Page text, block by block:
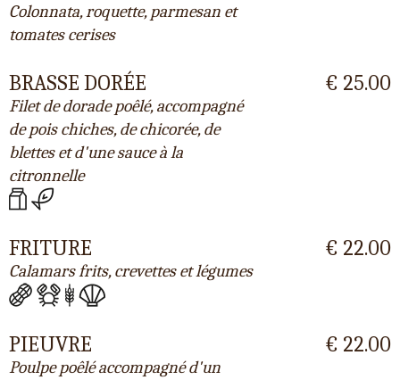
Colonnata, roquette, parmesan et
tomates cerises
BRASSE DORÉE
Filet de dorade poêlé, accompagné
de pois chiches, de chicorée, de
blettes et d'une sauce à la
citronnelle
€ 25.00
FRITURE
Calamars frits, crevettes et légumes
€ 22.00
PIEUVRE
Poulpe poêlé accompagné d'un
€ 22.00